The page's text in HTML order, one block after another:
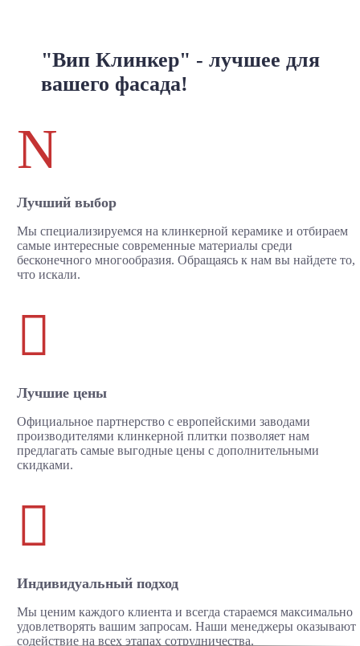
"Вип Клинкер" - лучшее для
вашего фасада!
N
Лучший выбор
Мы специализируемся на клинкерной керамике и отбираем
самые интересные современные материалы среди
бесконечного многообразия. Обращаясь к нам вы найдете то,
что искали.

Лучшие цены
Официальное партнерство с европейскими заводами
производителями клинкерной плитки позволяет нам
предлагать самые выгодные цены с дополнительными
скидками.

Индивидуальный подход
Мы ценим каждого клиента и всегда стараемся максимально
удовлетворять вашим запросам. Наши менеджеры оказывают
содействие на всех этапах сотрудничества.